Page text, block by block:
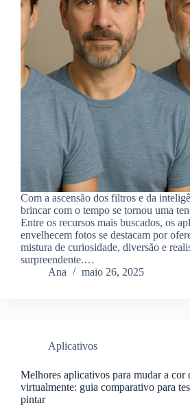
Com a ascensão dos filtros e da
brincar com o tempo se tornou uma
Entre os recursos mais buscados, os
envelhecem fotos se destacam por
mistura de curiosidade, diversão e
surpreendente.…
Ana
maio 26, 2025
Aplicativos
Melhores aplicativos para mudar a cor
virtualmente: guia comparativo para
pintar